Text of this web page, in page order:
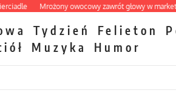
Mrożony owocowy zawrót głowy w marketach
Tydzień Felieton
Muzyka Humor